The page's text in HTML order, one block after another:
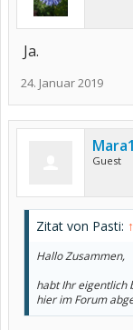
Ja.
24. Januar 2019
Guest
Zitat von Pasti: ↑
Hallo Zusammen,
habt Ihr eigentlich
hier im Forum